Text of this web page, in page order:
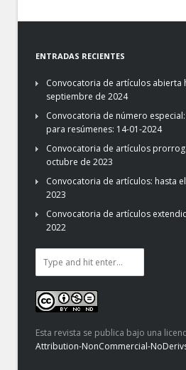
ENTRADAS RECIENTES
Convocatoria de artículos abierta
septiembre de 2024
Convocatoria de número
para resúmenes: 14-01-2024
Convocatoria de artículos
octubre de 2023
Convocatoria de artículos: hasta
2023
Convocatoria de artículos
2022
Esta revista se publica bajo una
Attribution-NonCommercial-